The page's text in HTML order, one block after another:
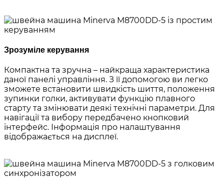
Зрозуміле керування
Компактна та зручна – найкраща характеристика
даної панелі управління. З її допомогою ви легко
зможете встановити швидкість шиття, положення
зупинки голки, активувати функцію плавного
старту та змінювати деякі технічні параметри. Для
навігації та вибору передбачено кнопковий
інтерфейс. Інформація про налаштування
відображається на дисплеї.